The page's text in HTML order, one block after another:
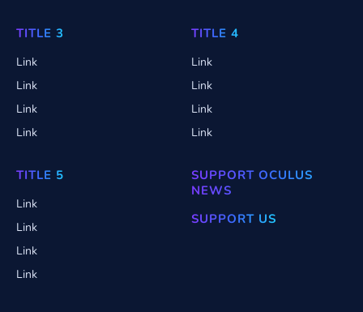
TITLE 3
Link
Link
Link
Link
TITLE 4
Link
Link
Link
Link
TITLE 5
Link
Link
Link
Link
SUPPORT OCULUS
NEWS
SUPPORT US